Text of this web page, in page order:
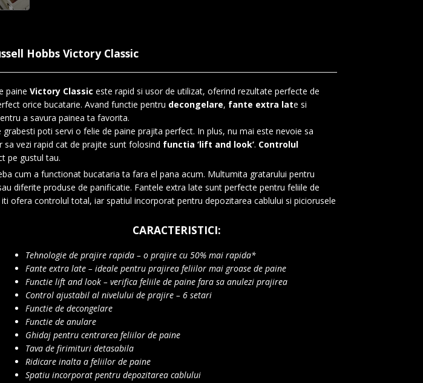
Hobbs Victory Classic
paine Victory Classic este rapid si usor de utilizat, oferind rezultate perfecte de
orice bucatarie. Avand functie pentru decongelare, fante extra late si
a savura painea ta favorita.
poti servi o felie de paine prajita perfect. In plus, nu mai este nevoie sa
sa vezi rapid cat de prajite sunt folosind functia ‘lift and look’. Controlul
pe gustul tau.
cum a functionat bucataria ta fara el pana acum. Multumita gratarului pentru
diferite produse de panificatie. Fantele extra late sunt perfecte pentru feliile de
iti ofera controlul total, iar spatiul incorporat pentru depozitarea cablului si piciorusele
CARACTERISTICI:
Tehnologie de prajire rapida – o prajire cu 50% mai rapida*
Fante extra late – ideale pentru prajirea feliilor mai groase de paine
Functie lift and look – verifica feliile de paine fara sa anulezi prajirea
Control ajustabil al nivelului de prajire – 6 setari
Functie de decongelare
Functie de anulare
Ghidaj pentru centrarea feliilor de paine
Tava de firimituri detasabila
Ridicare inalta a feliilor de paine
Spatiu incorporat pentru depozitarea cablului